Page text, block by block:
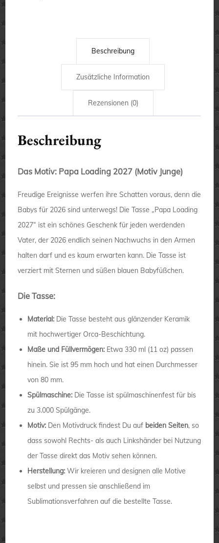
Beschreibung
Zusätzliche Information
Rezensionen (0)
Beschreibung
Das Motiv: Papa Loading 2027 (Motiv Junge)
Freudige Ereignisse werfen ihre Schatten voraus, denn die
Babys für 2026 sind unterwegs! Die Tasse „Papa Loading
2027“ ist ein schönes Geschenk für jeden werdenden
Vater, der 2026 endlich seinen Nachwuchs in den Armen
halten darf und es kaum erwarten kann. Die Tasse ist
verziert mit Sternen und süßen blauen Babyfüßchen.
Die Tasse:
Material: Die Tasse besteht aus glänzender Keramik
mit hochwertiger Orca-Beschichtung.
Maße und Füllvermögen: Etwa 330 ml (11 oz) passen
hinein. Sie ist 95 mm hoch und hat einen Durchmesser
von 80 mm.
Spülmaschine: Die Tasse ist spülmaschinenfest für bis
zu 3.000 Spülgänge.
Motiv: Den Motivdruck findest Du auf beiden Seiten, so
dass sowohl Rechts- als auch Linkshänder bei Nutzung
der Tasse direkt das Motiv sehen können.
Herstellung:Wir kreieren und designen alle Motive
selbst und pressen sie anschließend im
Sublimationsverfahren auf die bestellte Tasse.